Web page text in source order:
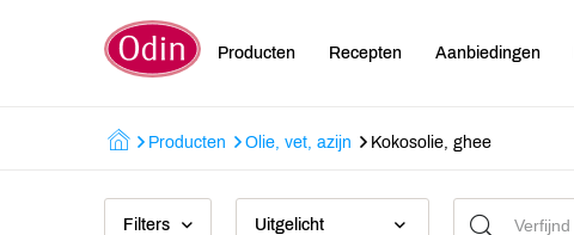
Producten Recepten Aanbiedingen
Producten Olie, vet, azijn Kokosolie, ghee
Filters Uitgelicht